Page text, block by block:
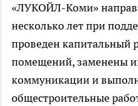
«ЛУКОЙЛ-Коми»
несколько лет при
проведен капитальный
помещений, заменены
коммуникации и
общестроительные